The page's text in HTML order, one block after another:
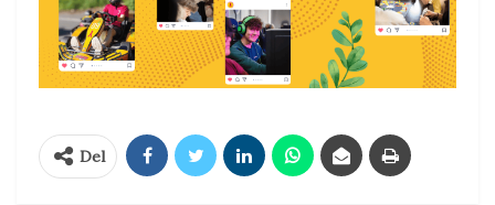
Del